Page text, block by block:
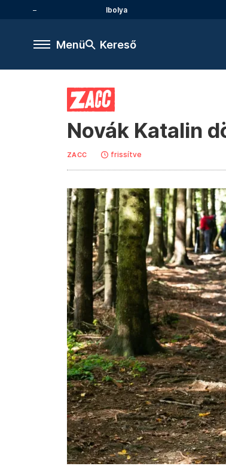
Ibolya
Menü Kereső
Novák Katalin
ZACC frissítve